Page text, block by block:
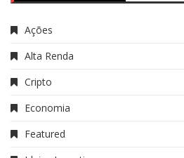
Ações
Alta Renda
Cripto
Economia
Featured